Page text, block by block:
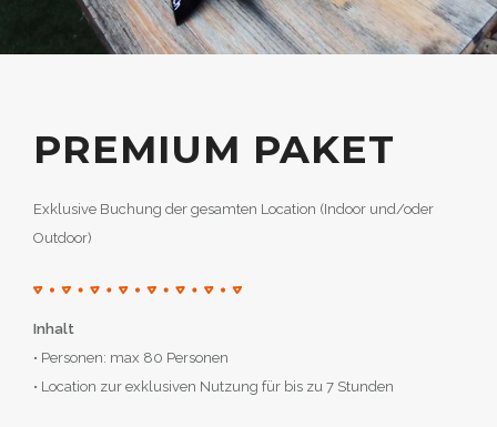
PREMIUM PAKET
Exklusive Buchung der gesamten Location (Indoor und/oder
Outdoor)
Inhalt
• Personen: max 80 Personen
• Location zur exklusiven Nutzung für bis zu 7 Stunden